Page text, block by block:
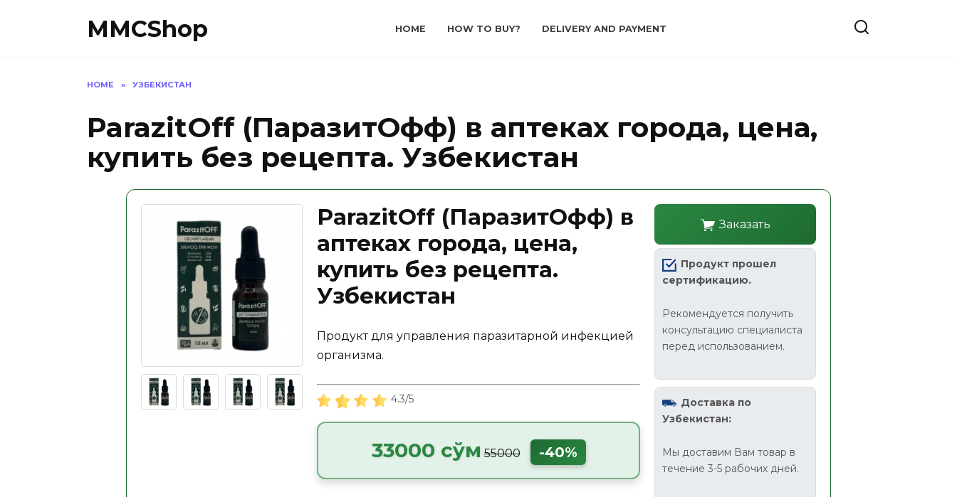
MMCShop HOME HOW TO BUY? DELIVERY AND PAYMENT
HOME » УЗБЕКИСТАН
ParazitOff (ПаразитОфф) в аптеках города, цена,
купить без рецепта. Узбекистан
ParazitOff (ПаразитОфф) в
аптеках города, цена,
купить без рецепта.
Узбекистан
Продукт для управления паразитарной инфекцией
организма.
4.3/5
33000 сўм 55000 -40%
Заказать
Продукт прошел
сертификацию.
Рекомендуется получить
консультацию специалиста
перед использованием.
Доставка по
Узбекистан:
Мы доставим Вам товар в
течение 3-5 рабочих дней.